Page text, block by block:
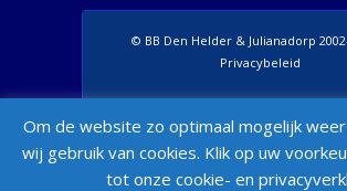
© BB Den Helder & Julianadorp
Privacybeleid
Appearance > Menus > "Manage
Om de website zo optimaal mogelijk
wij gebruik van cookies. Klik op uw
tot onze cookie- en